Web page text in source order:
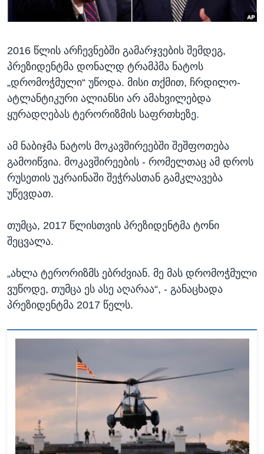
ᲡᲢᲣᲓᲘᲐ ᲕᲐᲨᲘᲜᲒᲢᲝᲜᲘ
ᲛᲔᲪᲜᲘᲔᲠᲔᲑᲐ
ᲘᲜᲢᲔᲠᲕᲘᲣ
ᲙᲣᲚᲢᲣᲠᲐ
ᲒᲐᲚᲘᲚᲔᲝ
Learning English
ᲗᲕᲐᲚᲘ ᲒᲕᲐᲓᲔᲕᲜᲔᲗ
ენები
2016 წლის არჩევნებში გამარჯვების შემდეგ,
პრეზიდენტმა დონალდ ტრამპმა ნატოს
„დრომოჭმული“ უწოდა. მისი თქმით, ჩრდილო-
ატლანტიკური ალიანსი არ ამახვილებდა
ყურადღებას ტერორიზმის საფრთხეზე.
ამ ნაბიჯმა ნატოს მოკავშირეებში შეშფოთება
გამოიწვია. მოკავშირეების - რომელთაც ამ დროს
რუსეთის უკრაინაში შეჭრასთან გამკლავება
უწევდათ.
თუმცა, 2017 წლისთვის პრეზიდენტმა ტონი
შეცვალა.
„ახლა ტერორიზმს ებრძვიან. მე მას დრომოჭმული
ვუწოდე, თუმცა ეს ასე აღარაა“, - განაცხადა
პრეზიდენტმა 2017 წელს.